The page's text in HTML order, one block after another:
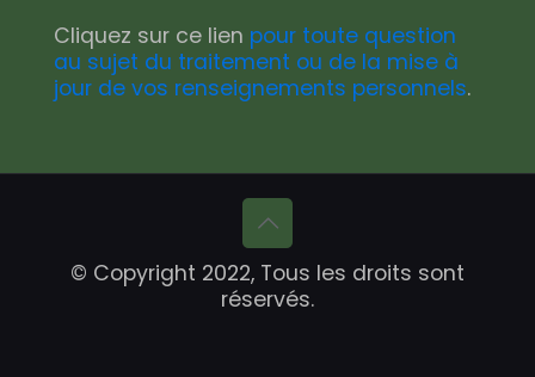
Cliquez sur ce lien pour toute question
au sujet du traitement ou de la mise à
jour de vos renseignements personnels.
© Copyright 2022, Tous les droits sont
réservés.